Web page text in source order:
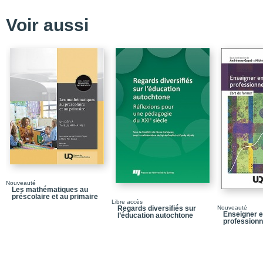
Chapitre 6 / Quels
virtuel sur le
nettement préférable
Chapitre 7 / Y a-t-il
L’illusion de
d’«enseigner plus
PARTIE II /
Chapitre 8 / La
Évaluer pour faire
Chapitre 9 / Pourquoi
consolidation des
les comportements ?
attendus prévient
Voir aussi
Nouveauté
Les mathématiques au
préscolaire et au primaire
Libre accès
Regards diversifiés sur
l’éducation autochtone
Nouveauté
Enseigner